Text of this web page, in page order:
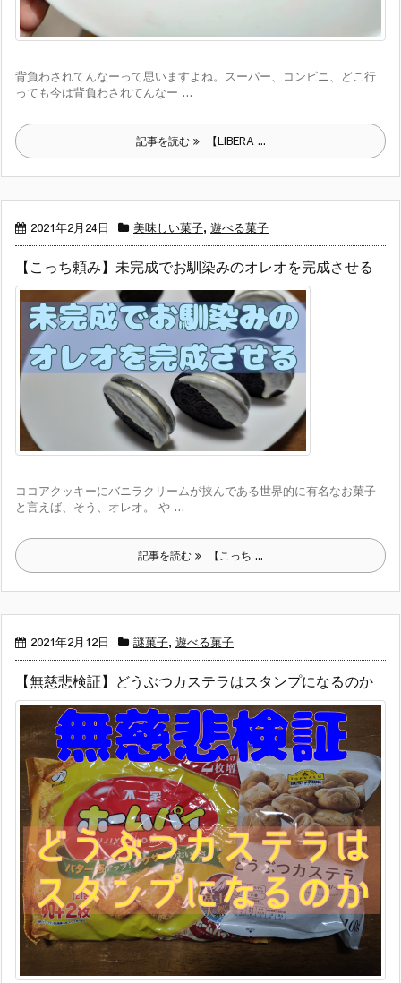
背負わされてんなーって思いますよね。スーパー、コンビニ、どこ行
っても今は背負わされてんなー ...
記事を読む 【LIBERA ...
2021年2月24日 美味しい菓子, 遊べる菓子
【こっち頼み】未完成でお馴染みのオレオを完成させる
ココアクッキーにバニラクリームが挟んである世界的に有名なお菓子
と言えば、そう、オレオ。 や ...
記事を読む 【こっち ...
2021年2月12日 謎菓子, 遊べる菓子
【無慈悲検証】どうぶつカステラはスタンプになるのか